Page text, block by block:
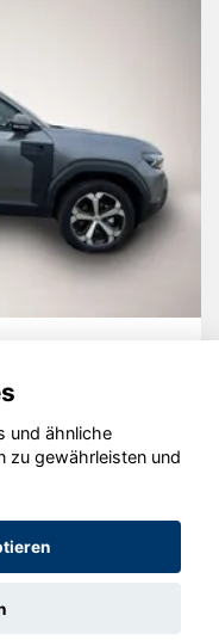
2020 - 2026
und ähnliche
zu gewährleisten und